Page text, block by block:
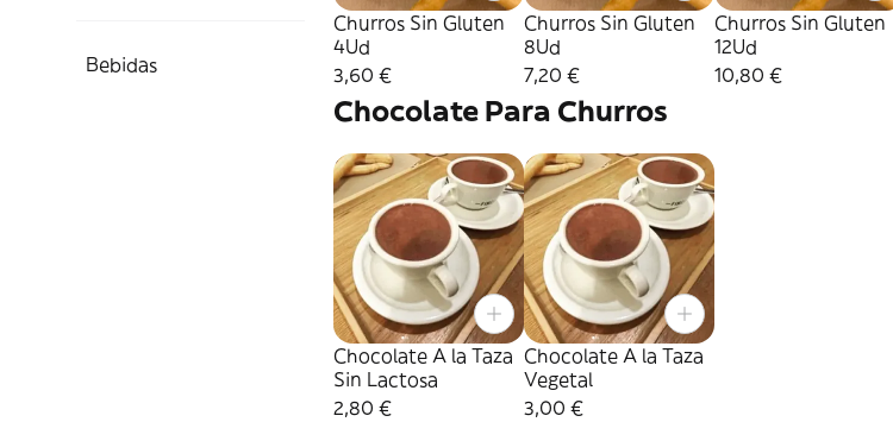
Bebidas
Churros Sin Gluten
4Ud
3,60 €
Churros Sin Gluten
8Ud
7,20 €
Churros Sin Gluten
12Ud
10,80 €
Chocolate Para Churros
Chocolate A la Taza
Sin Lactosa
2,80 €
Chocolate A la Taza
Vegetal
3,00 €